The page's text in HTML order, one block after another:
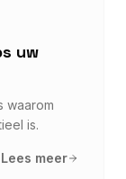
uw
waarom
is.
Lees meer